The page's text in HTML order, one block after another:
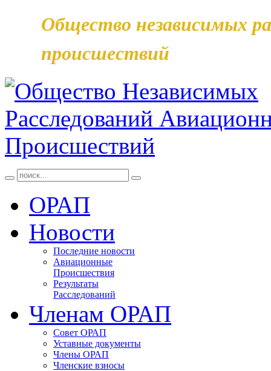
Общество независимых
происшествий
ОРАП
Новости
Последние новости
Авиационные
Происшествия
Результаты
Расследований
Членам ОРАП
Совет ОРАП
Уставные документы
Члены ОРАП
Членские взносы